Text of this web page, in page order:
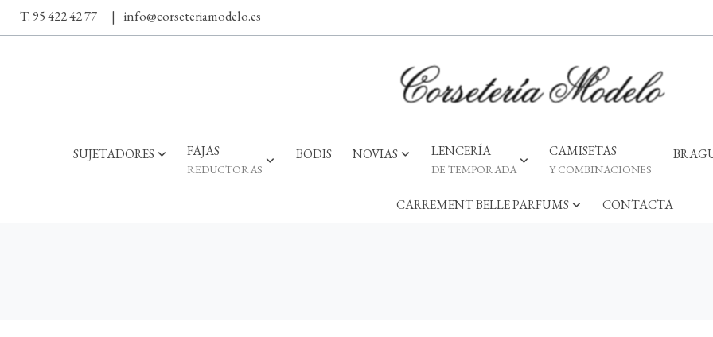
T. 95 422 42 77 | info@corseteriamodelo.es
SUJETADORES FAJAS
REDUCTORAS
BODIS NOVIAS LENCERÍA
DE TEMPORADA
CAMISETAS
Y COMBINACIONES
CARREMENT BELLE PARFUMS CONTACTA